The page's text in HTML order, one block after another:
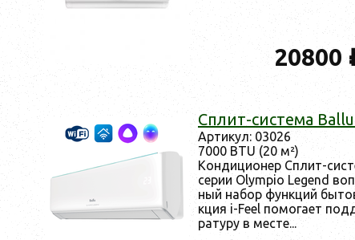
20800
Сплит-сис­те­ма
Ар­ти­кул: 03026
7000 BTU (20 м²)
Кон­ди­ци­онер Сплит-
се­рии Olympio Legend
ный на­бор фун­кций
кция i-Feel по­мога­ет
рату­ру в мес­те...